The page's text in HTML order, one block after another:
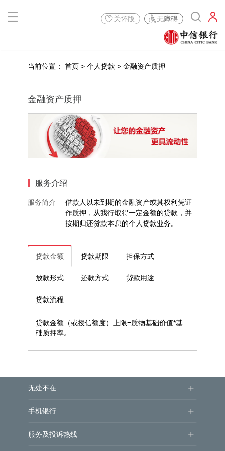
无障碍
关怀版
当前位置：首页 >个人贷款 >金融资产质押
金融资产质押
服务介绍
服务简介
借款人以未到期的金融资产或其权利凭证
作质押，从我行取得一定金额的贷款，并
按期归还贷款本息的个人贷款业务。
贷款金额 贷款期限 担保方式
放款形式 还款方式 贷款用途
贷款流程
贷款金额（或授信额度）上限=质物基础价值*基
础质押率。
无处不在 +
手机银行 +
服务及投诉热线 +